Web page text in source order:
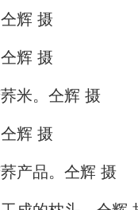
辉 摄
辉 摄
米。仝辉 摄
辉 摄
产品。仝辉 摄